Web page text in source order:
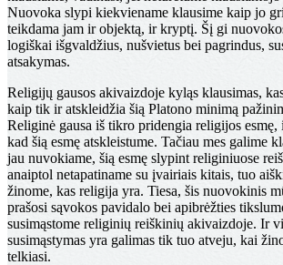
Nuovoka slypi kiekviename klausime kaip jo
teik­dama jam ir objektą, ir kryptį. Šį gi
logiškai išgvaldžius, nušvietus bei pagrindus,
atsakymas.
Religijų gausos akivaizdoje kyląs klausimas,
kaip tik ir atskleidžia šią Platono minimą
Religinė gausa iš tikro pridengia re­ligijos esmę,
kad šią esmę atskleistume. Tačiau mes galime
jau nuvokiame, šią esmę slypint religiniuose
anaiptol netapatiname su įvairiais kitais, tuo
žinome, kas religija yra. Tiesa, šis nuovokinis
prašosi sąvokos pavidalo bei apibrėžties
susimąstome religinių reiškinių akivaiz­doje. Ir
susimąstymas yra galimas tik tuo atveju, kai
telkiasi.